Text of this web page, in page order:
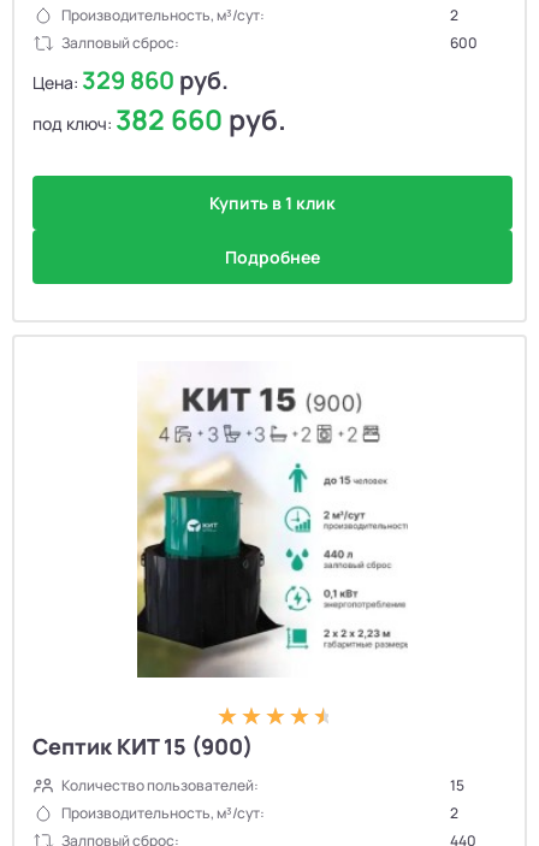
Производительность, м³/сут:
2
Залповый сброс:
600
Цена: 329 860 руб.
под ключ: 382 660 руб.
Купить в 1 клик
Подробнее
Септик КИТ 15 (900)
Количество пользователей:
15
Производительность, м³/сут:
2
Залповый сброс:
440